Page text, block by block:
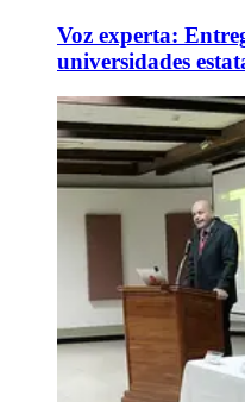
Voz experta:
universidades